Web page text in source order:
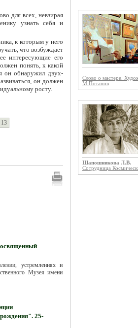
для всех, невзирая
узнать себя и
к которым у него
что возбуждает
интересующие его
понять, к какой
он обнаружил двух-
он должен
росту.
13
устремлениях и
Музея имени
25-
Слово о мастере.
М.Потапов
Шапошникова Л.В.
Сотрудница